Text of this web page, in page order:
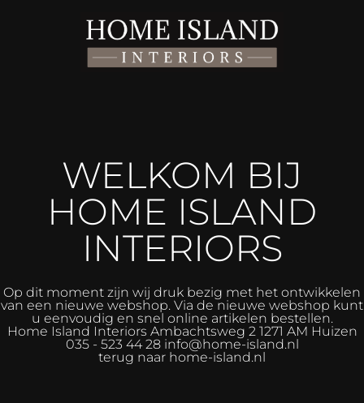
WELKOM BIJ
HOME ISLAND
INTERIORS
Op dit moment zijn wij druk bezig met het ontwikkelen
van een nieuwe webshop. Via de nieuwe webshop kunt
u eenvoudig en snel online artikelen bestellen.
Home Island Interiors Ambachtsweg 2 1271 AM Huizen
035 - 523 44 28 info@home-island.nl
terug naar home-island.nl